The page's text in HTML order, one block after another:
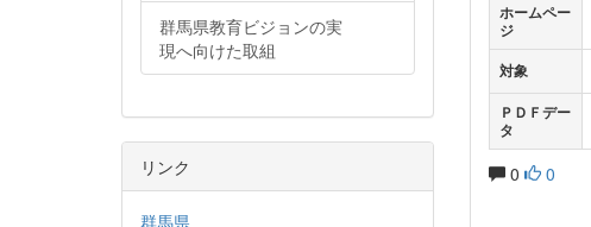
ホームペー
ジ
対象
ＰＤＦデー
タ
0 0
群馬県教育ビジョンの実
現へ向けた取組
リンク
群馬県